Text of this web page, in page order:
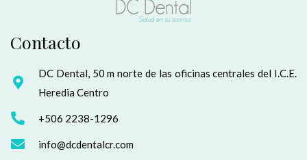
Contacto
DC Dental, 50 m norte de las oficinas centrales del I.C.E.
Heredia Centro
+506 2238-1296
info@dcdentalcr.com